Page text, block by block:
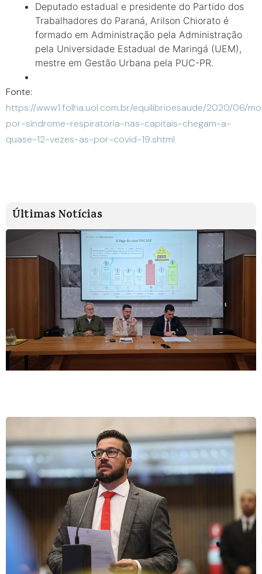
Deputado estadual e presidente do Partido dos
Trabalhadores do Paraná, Arilson Chiorato é
formado em Administração pela Administração
pela Universidade Estadual de Maringá (UEM),
mestre em Gestão Urbana pela PUC-PR.
Fonte:
https://www1.folha.uol.com.br/equilibrioesaude/2020/06/
por-sindrome-respiratoria-nas-capitais-chegam-a-
quase-12-vezes-as-por-covid-19.shtml
Últimas Notícias